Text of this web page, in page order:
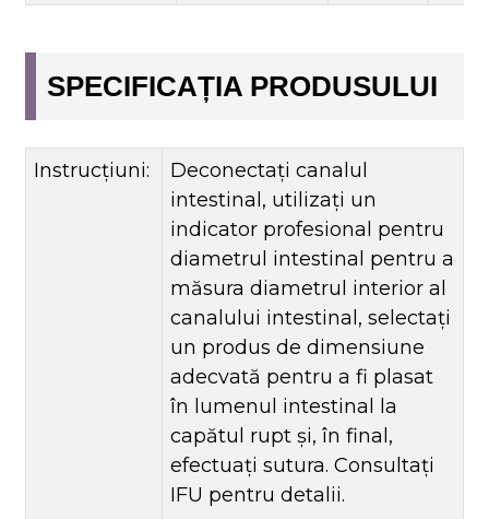
SPECIFICAȚIA PRODUSULUI
Instrucţiuni:
Deconectați canalul
intestinal, utilizați un
indicator profesional pentru
diametrul intestinal pentru a
măsura diametrul interior al
canalului intestinal, selectați
un produs de dimensiune
adecvată pentru a fi plasat
în lumenul intestinal la
capătul rupt și, în final,
efectuați sutura. Consultați
IFU pentru detalii.